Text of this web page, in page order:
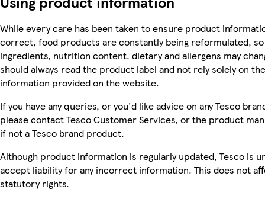
While every care has been taken to ensure product
correct, food products are constantly being reformulated, so
ingredients, nutrition content, dietary and allergens may
should always read the product label and not rely solely on the
information provided on the website.
If you have any queries, or you'd like advice on any Tesco
please contact Tesco Customer Services, or the product
if not a Tesco brand product.
Although product information is regularly updated, Tesco is
accept liability for any incorrect information. This does not
statutory rights.